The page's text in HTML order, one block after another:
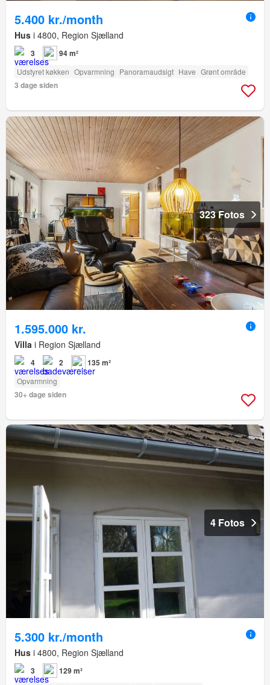
5.400 kr./month
Hus i 4800, Region Sjælland
3 94 m²
Udstyret køkken Opvarmning Panoramaudsigt Have Grønt område
3 dage siden
323 Fotos
1.595.000 kr.
Villa i Region Sjælland
4 2 135 m²
Opvarmning
30+ dage siden
4 Fotos
5.300 kr./month
Hus i 4800, Region Sjælland
3 129 m²